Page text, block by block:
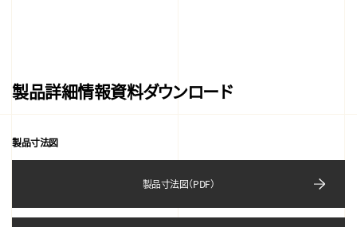
製品詳細情報資料ダウンロード
製品寸法図
製品寸法図（PDF）